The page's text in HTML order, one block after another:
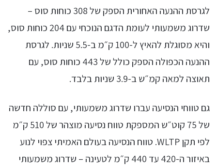
לגרסת ההנעה האחורית הספק של 308 כוחות סוס –
שדרוג משמעותי לעומת הדגם הנוכחי עם 204 כוחות סוס,
והיא מסוגלת להאיץ ל-100 ק״מ ב-5.5 שניות. לגרסת
ההנעה הכפולה הספק כולל של 443 כוחות סוס, עם
תאוצה למאה קמ״ש ב-3.9 שניות בלבד.
גם טווחי הנסיעה עברו שדרוג משמעותי, עם סוללה חדשה
של 75 קוט״ש המספקת טווח נסיעה מוצהר של 510 ק״מ
לפי תקן WLTP. טווח הנסיעה בעולם האמיתי צפוי לנוע
באיזור ה-420 עד 440 ק״מ לטעינה – שדרוג משמעותי